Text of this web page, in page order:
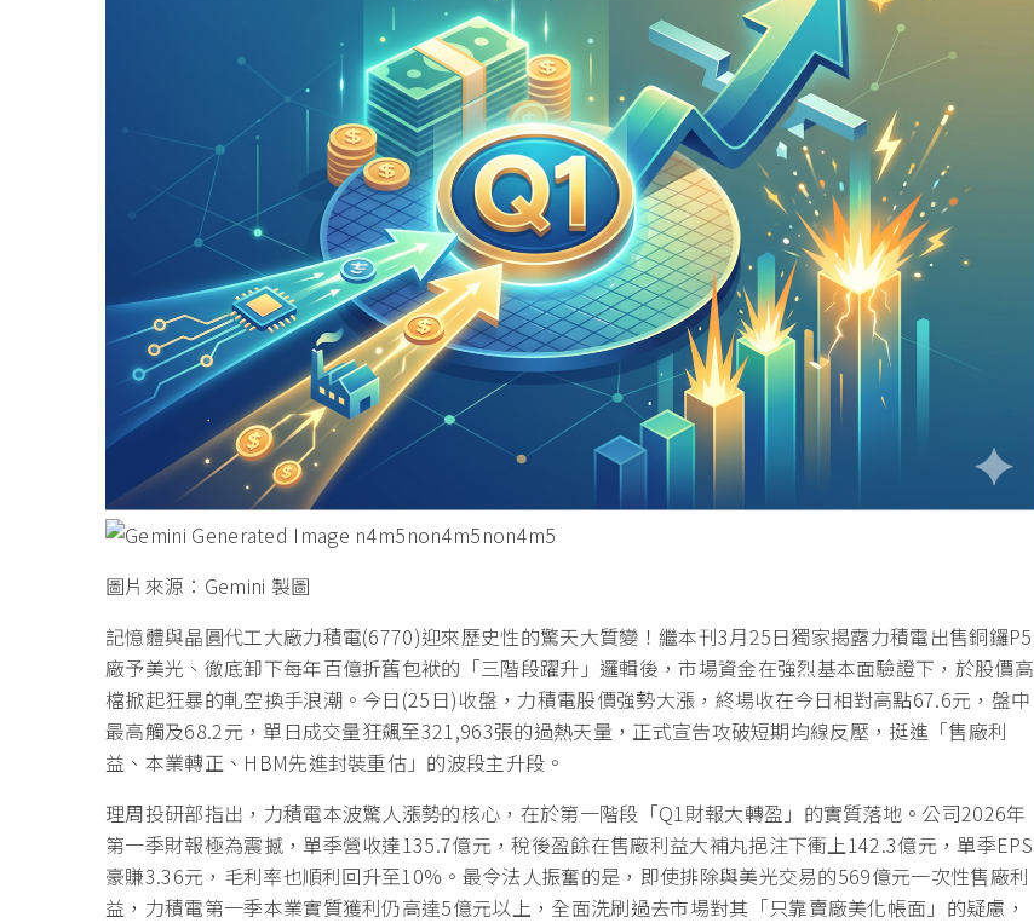
圖片來源：Gemini 製圖
記憶體與晶圓代工大廠力積電(6770)迎來歷史性的驚天大質變！繼本刊3月25日獨家揭露力積電出售銅鑼P5
廠予美光、徹底卸下每年百億折舊包袱的「三階段躍升」邏輯後，市場資金在強烈基本面驗證下，於股價高
檔掀起狂暴的軋空換手浪潮。今日(25日)收盤，力積電股價強勢大漲，終場收在今日相對高點67.6元，盤中
最高觸及68.2元，單日成交量狂飆至321,963張的過熱天量，正式宣告攻破短期均線反壓，挺進「售廠利
益、本業轉正、HBM先進封裝重估」的波段主升段。
理周投研部指出，力積電本波驚人漲勢的核心，在於第一階段「Q1財報大轉盈」的實質落地。公司2026年
第一季財報極為震撼，單季營收達135.7億元，稅後盈餘在售廠利益大補丸挹注下衝上142.3億元，單季EPS
豪賺3.36元，毛利率也順利回升至10%。最令法人振奮的是，即使排除與美光交易的569億元一次性售廠利
益，力積電第一季本業實質獲利仍高達5億元以上，全面洗刷過去市場對其「只靠賣廠美化帳面」的疑慮，